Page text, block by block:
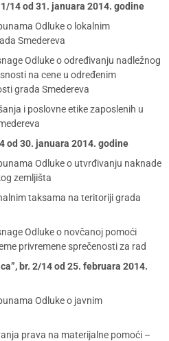
14 od 31. januara 2014. godine
Odluke o lokalnim
Smedereva
Odluke o određivanju nadležnog
na cene u određenim
grada Smedereva
i poslovne etike zaposlenih u
od 30. januara 2014. godine
Odluke o utvrđivanju naknade
zemljišta
taksama na teritoriji grada
Odluke o novčanoj pomoći
privremene sprečenosti za rad
br. 2/14 od 25. februara 2014.
Odluke o javnim
prava na materijalne pomoći –